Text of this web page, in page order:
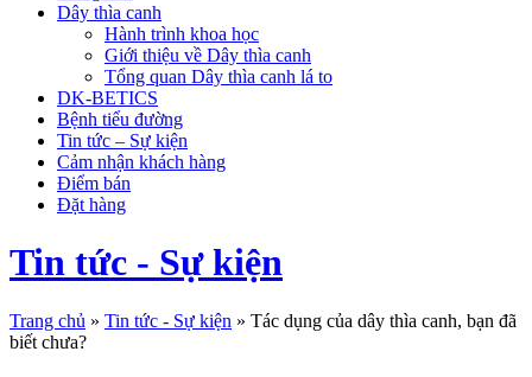
Dây thìa canh
Hành trình khoa học
Giới thiệu về Dây thìa canh
Tổng quan Dây thìa canh lá to
DK-BETICS
Bệnh tiểu đường
Tin tức – Sự kiện
Cảm nhận khách hàng
Điểm bán
Đặt hàng
Tin tức - Sự kiện
Trang chủ » Tin tức - Sự kiện » Tác dụng của dây thìa canh, bạn đã
biết chưa?